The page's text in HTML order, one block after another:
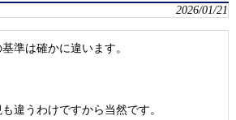
2026/01/21
準は確かに違います。
違うわけですから当然です。